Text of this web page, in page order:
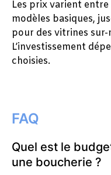
Les prix varient
modèles basiques,
pour des vitrines sur-
L’investissement
choisies.
FAQ
Quel est le
une boucherie ?